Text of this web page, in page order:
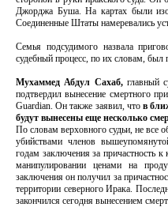
Джорджа Буша. На картах были
Соединенные Штаты намеревались
Семья подсудимого назвала
судебный процесс, по их словам, был
Мухаммед Абдул Сахаб,главный
подтвердил вынесение смертного
Guardian. Он также заявил, что в
будут вынесены еще несколько
По словам верховного судьи, не все
убийствами членов
годам заключения за причастность
манипулировании ценами на
заключения он получил за
территории северного Ирака.
закончился сегодня вынесением